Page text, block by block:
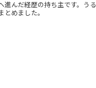
んだ経歴の持ち主です。う
めました。